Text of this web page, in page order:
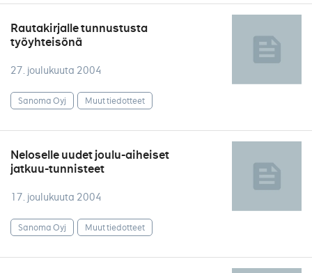
Rautakirjalle tunnustusta
työyhteisönä
27. joulukuuta 2004
Sanoma Oyj Muut tiedotteet
Neloselle uudet joulu-aiheiset
jatkuu-tunnisteet
17. joulukuuta 2004
Sanoma Oyj Muut tiedotteet